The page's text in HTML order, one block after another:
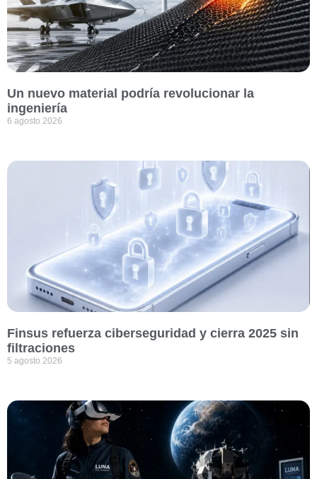
Un nuevo material podría revolucionar la
ingeniería
6 agosto 2026
Finsus refuerza ciberseguridad y cierra 2025 sin
filtraciones
5 agosto 2026